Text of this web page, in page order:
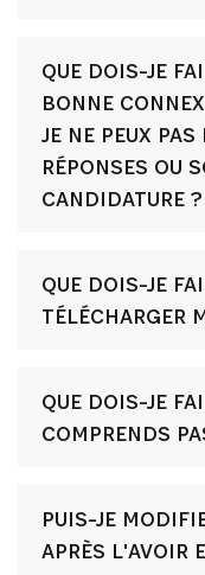
QUE DOIS-JE
BONNE
JE NE PEUX
RÉPONSES OU
CANDIDATURE ?
QUE DOIS-JE
TÉLÉCHARGER
QUE DOIS-JE
COMPRENDS
PUIS-JE
APRÈS L'AVOIR